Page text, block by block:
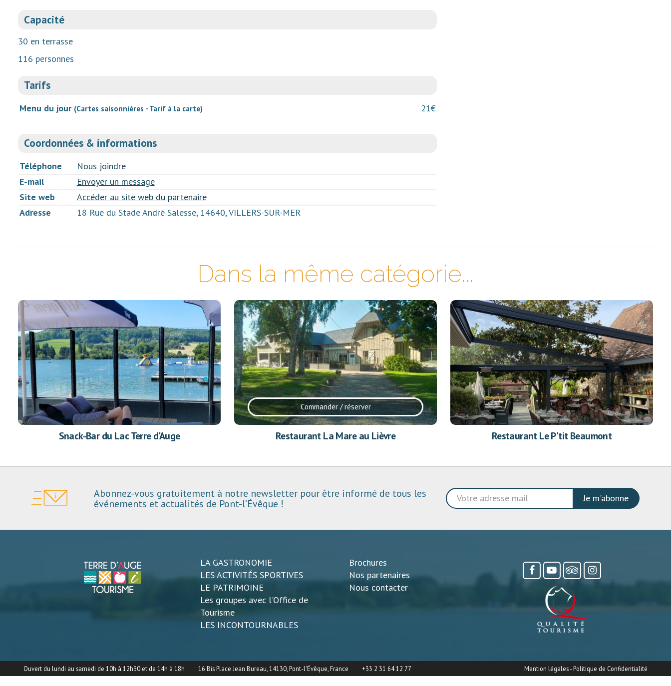
Capacité
30 en terrasse
116 personnes
Tarifs
Menu du jour (Cartes saisonnières - Tarif à la carte) 21€
Coordonnées & informations
Téléphone
Nous joindre
E-mail
Envoyer un message
Site web
Accéder au site web du partenaire
Adresse
18 Rue du Stade André Salesse, 14640, VILLERS-SUR-MER
Dans la même catégorie...
Snack-Bar du Lac Terre d'Auge
Commander / réserver
Restaurant La Mare au Lièvre Restaurant Le P'tit Beaumont
Abonnez-vous gratuitement à notre newsletter pour être informé de tous les
événements et actualités de Pont-l’Évêque !
Je m'abonne
LA GASTRONOMIE
LES ACTIVITÉS SPORTIVES
LE PATRIMOINE
Les groupes avec l'Office de
Tourisme
LES INCONTOURNABLES
Brochures
Nos partenaires
Nous contacter
Ouvert du lundi au samedi de 10h à 12h30 et de 14h à 18h 16 Bis Place Jean Bureau, 14130, Pont-l'Évêque, France +33 2 31 64 12 77 Mention légales-Politique de Confidentialité